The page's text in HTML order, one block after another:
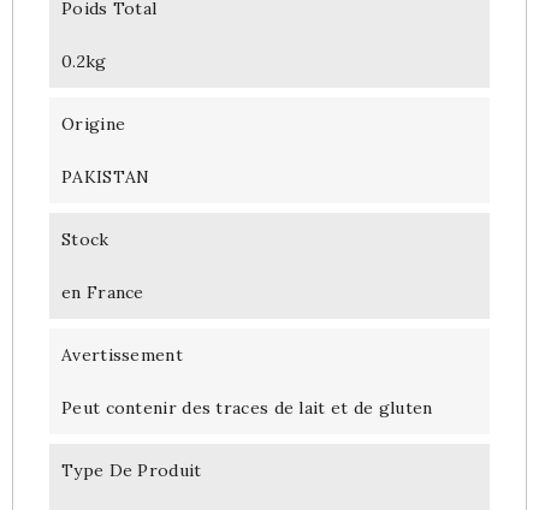
Poids Total
0.2kg
Origine
PAKISTAN
Stock
en France
Avertissement
Peut contenir des traces de lait et de gluten
Type De Produit